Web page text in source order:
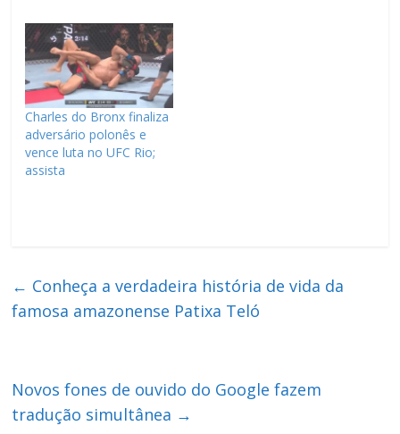
Charles do Bronx finaliza
adversário polonês e
vence luta no UFC Rio;
assista
← Conheça a verdadeira história de vida da
famosa amazonense Patixa Teló
Novos fones de ouvido do Google fazem
tradução simultânea →